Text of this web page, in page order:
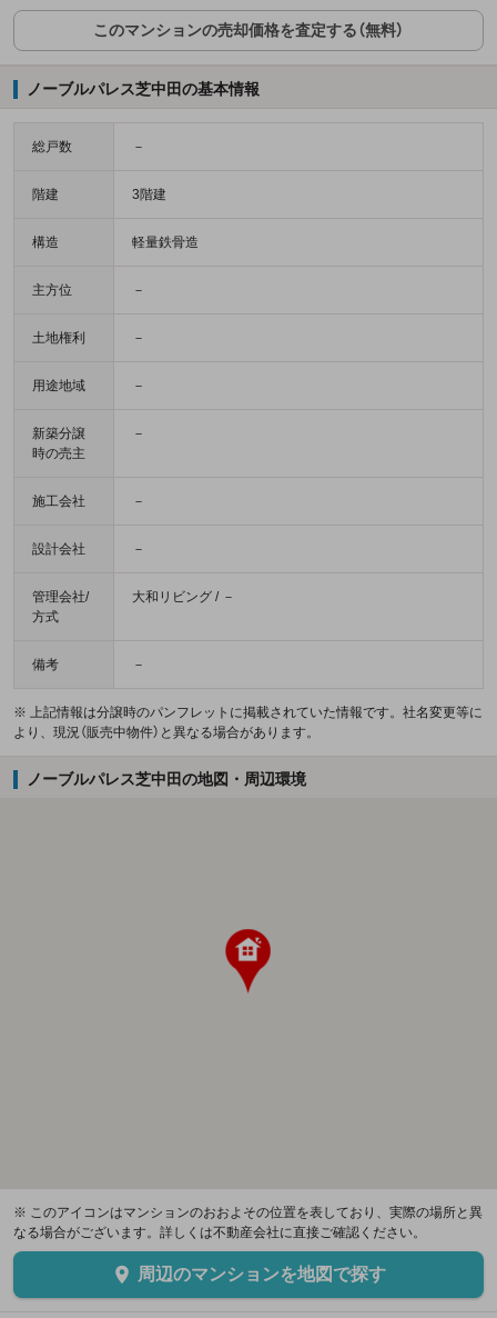
このマンションの売却価格を査定する（無料）
ノーブルパレス芝中田の基本情報
総戸数 －
階建 3階建
構造 軽量鉄骨造
主方位 －
土地権利 －
用途地域 －
新築分譲
時の売主
－
施工会社 －
設計会社 －
管理会社/
方式
大和リビング / －
備考 －
※ 上記情報は分譲時のパンフレットに掲載されていた情報です。社名変更等に
より、現況（販売中物件）と異なる場合があります。
ノーブルパレス芝中田の地図・周辺環境
※ このアイコンはマンションのおおよその位置を表しており、実際の場所と異
なる場合がございます。詳しくは不動産会社に直接ご確認ください。
周辺のマンションを地図で探す